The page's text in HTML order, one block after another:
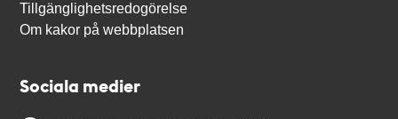
Tillgänglighetsredogörelse
Om kakor på webbplatsen
Sociala medier